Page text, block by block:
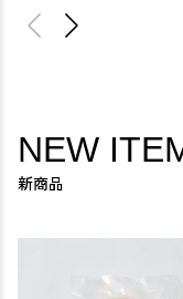
NEW
新商品